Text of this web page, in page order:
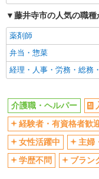
エルダー（50代～）活躍
高収入・高額
昇給あり
フルタイム歓迎
駅直結・駅チカ
残業少なめ（月20h未満）
社会保険あり
退職金・財形貯蓄制度あ
藤井寺市の人気の職
薬剤師
弁当・惣菜
経理・人事・労務・総務
介護職・ヘルパー
経験者・有資格者歓
女性活躍中
主婦
学歴不問
ブラン